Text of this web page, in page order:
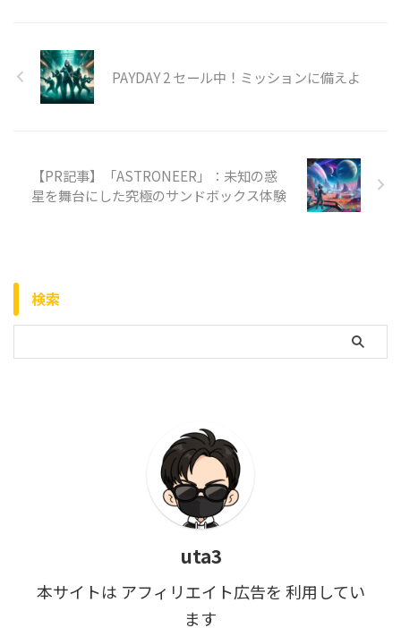
PAYDAY 2 セール中！ミッションに備えよ
【PR記事】「ASTRONEER」：未知の惑
星を舞台にした究極のサンドボックス体験
検索
uta3
本サイトは アフィリエイト広告を 利用してい
ます